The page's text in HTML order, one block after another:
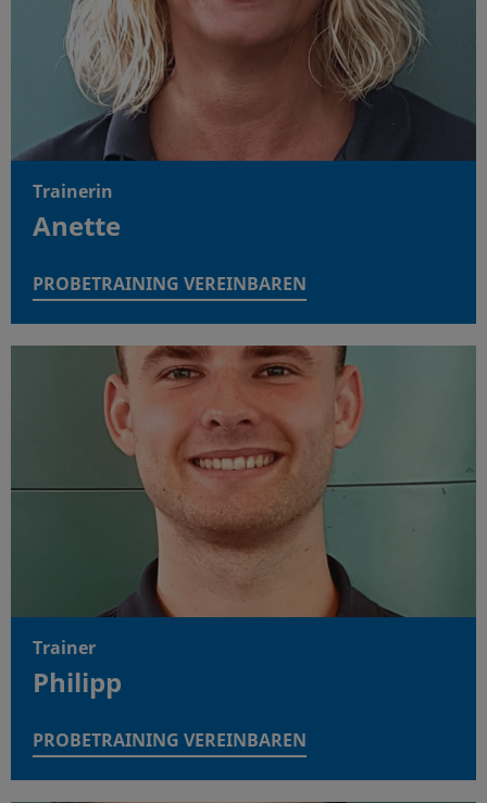
Trainerin
Anette
PROBETRAINING VEREINBAREN
Trainer
Philipp
PROBETRAINING VEREINBAREN